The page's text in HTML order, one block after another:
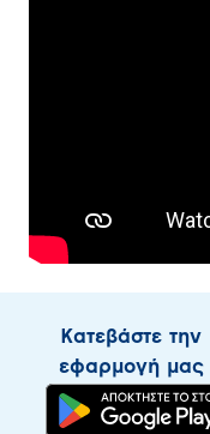
Κατεβάστε την
εφαρμογή μας